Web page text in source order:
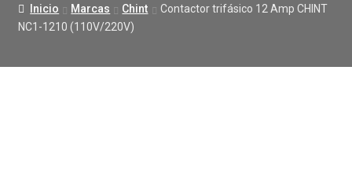
Inicio Marcas Chint
Contactor trifásico 12 Amp CHINT
NC1-1210 (110V/220V)